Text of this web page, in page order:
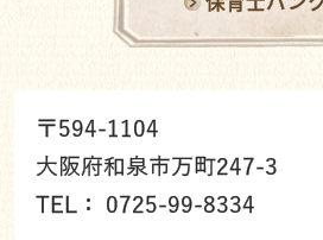
〒594-1104
大阪府和泉市万町247-3
TEL： 0725-99-8334